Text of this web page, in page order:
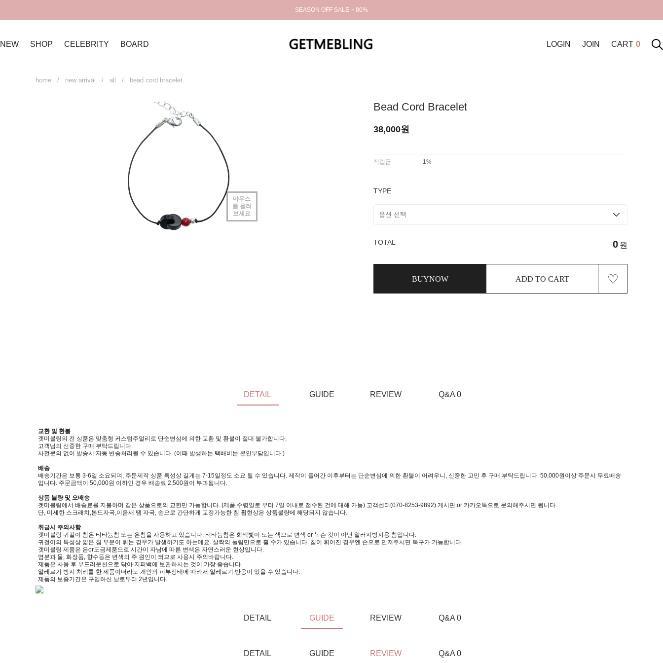
SEASON OFF SALE ~ 80%
NEW SHOP CELEBRITY BOARD LOGIN JOIN CART 0
home / new arrival / all / bead cord bracelet
마우스
를 올려
보세요
Bead Cord Bracelet
38,000원
적립금 1%
TYPE
TOTAL 0 원
BUYNOW ADD TO CART ♡
DETAIL GUIDE REVIEW Q&A 0
교환 및 환불
겟미블링의 전 상품은 맞춤형 커스텀주얼리로 단순변심에 의한 교환 및 환불이 절대 불가합니다.
고객님의 신중한 구매 부탁드립니다.
사전문의 없이 발송시 자동 반송처리될 수 있습니다. (이때 발생하는 택배비는 본인부담입니다.)
배송
배송기간은 보통 3-6일 소요되며, 주문제작 상품 특성상 길게는 7-15일정도 소요 될 수 있습니다. 제작이 들어간 이후부터는 단순변심에 의한 환불이 어려우니, 신중한 고민 후 구매 부탁드립니다. 50,000원이상 주문시 무료배송
입니다. 주문금액이 50,000원 이하인 경우 배송료 2,500원이 부과됩니다.
상품 불량 및 오배송
겟미블링에서 배송료를 지불하며 같은 상품으로의 교환만 가능합니다. (제품 수령일로 부터 7일 이내로 접수된 건에 대해 가능) 고객센터(070-8253-9892) 게시판 or 카카오톡으로 문의해주시면 됩니다.
단, 미세한 스크래치,본드자국,이음새 땜 자국, 손으로 간단하게 교정가능한 침 휨현상은 상품불량에 해당되지 않습니다.
취급시 주의사항
겟미블링 귀걸이 침은 티타늄침 또는 은침을 사용하고 있습니다. 티타늄침은 회색빛이 도는 색으로 변색 or 녹슨 것이 아닌 알러지방지용 침입니다.
귀걸이의 특성상 얇은 침 부분이 휘는 경우가 발생하기도 하는데요. 살짝의 눌림만으로 휠 수가 있습니다. 침이 휘어진 경우엔 손으로 만져주시면 복구가 가능합니다.
겟미블링 제품은 은or도금제품으로 시간이 자남에 따른 변색은 자연스러운 현상입니다.
염분과 물, 화장품, 향수등은 변색의 주 원인이 되므로 사용시 주의바랍니다.
제품은 사용 후 부드러운천으로 닦아 지퍼백에 보관하시는 것이 가장 좋습니다.
알레르기 방지 처리를 한 제품이더라도 개인의 피부상태에 따라서 알레르기 반응이 있을 수 있습니다.
제품의 보증기간은 구입하신 날로부터 2년입니다.
DETAIL GUIDE REVIEW Q&A 0
DETAIL GUIDE REVIEW Q&A 0